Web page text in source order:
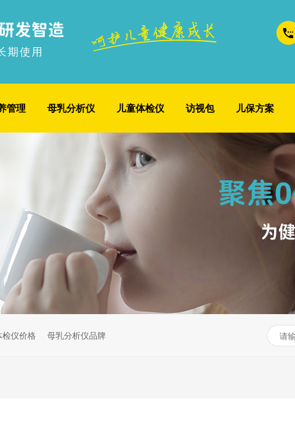
期使用
管理 母乳分析仪 儿童体检仪 访视包 儿保方案
仪价格 母乳分析仪品牌